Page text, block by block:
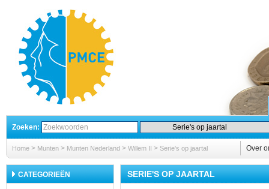
Zoeken:
Home > Munten > Munten Nederland > Willem II > Serie's op jaartal Over
CATEGORIEËN SERIE'S OP JAARTAL